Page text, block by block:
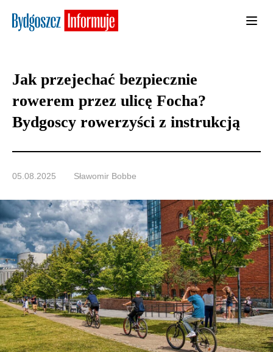
Jak przejechać bezpiecznie
rowerem przez ulicę Focha?
Bydgoscy rowerzyści z instrukcją
05.08.2025 Sławomir Bobbe